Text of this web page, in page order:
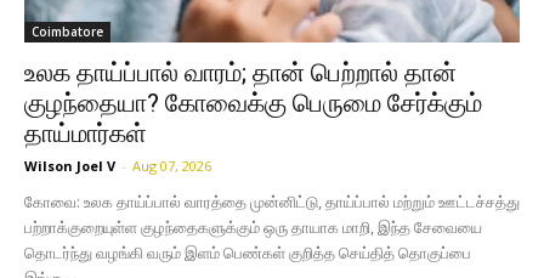
Coimbatore
உலக தாய்ப்பால் வாரம்; தான் பெற்றால் தான்
குழந்தையா? கோவைக்கு பெருமை சேர்க்கும்
தாய்மார்கள்
Wilson Joel V - Aug 07, 2026
கோவை: உலக தாய்ப்பால் வாரத்தை முன்னிட்டு, தாய்ப்பால் மற்றும் ஊட்டச்சத்து
பற்றாக்குறையுள்ள குழந்தைகளுக்கும் ஒரு தாயாக மாறி, இந்த சேவையை
தொடர்ந்து வழங்கி வரும் இளம் பெண்கள் குறித்த செய்தித் தொகுப்பை